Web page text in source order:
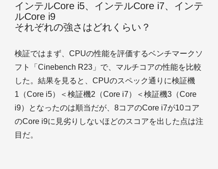
インテルCore i5、インテルCore i7、インテ
ルCore i9
それぞれの強さはどれくらい？
検証ではまず、CPUの性能を評価するベンチマークソ
フト「Cinebench R23」で、マルチコアの性能を比較
した。結果を見ると、CPUのスペック通りに検証機
1（Core i5）＜検証機2（Core i7）＜検証機3（Core
i9）となったのは順当だが、8コアのCore i7が10コア
のCore i9に見劣りしないほどのスコアを出した点は注
目だ。